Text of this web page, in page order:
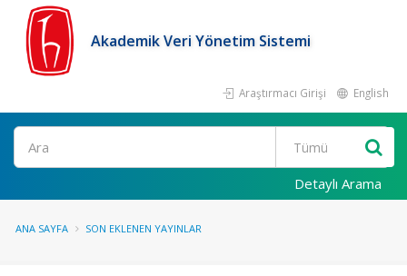
Akademik Veri Yönetim Sistemi
Araştırmacı Girişi English
Ara
Detaylı Arama
ANA SAYFA SON EKLENEN YAYINLAR